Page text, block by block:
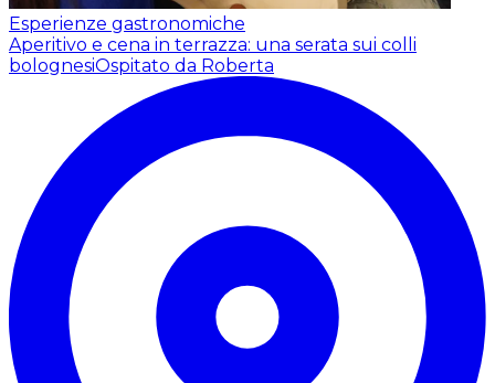
Esperienze gastronomiche
Aperitivo e cena in terrazza: una serata sui colli
bolognesiOspitato da Roberta